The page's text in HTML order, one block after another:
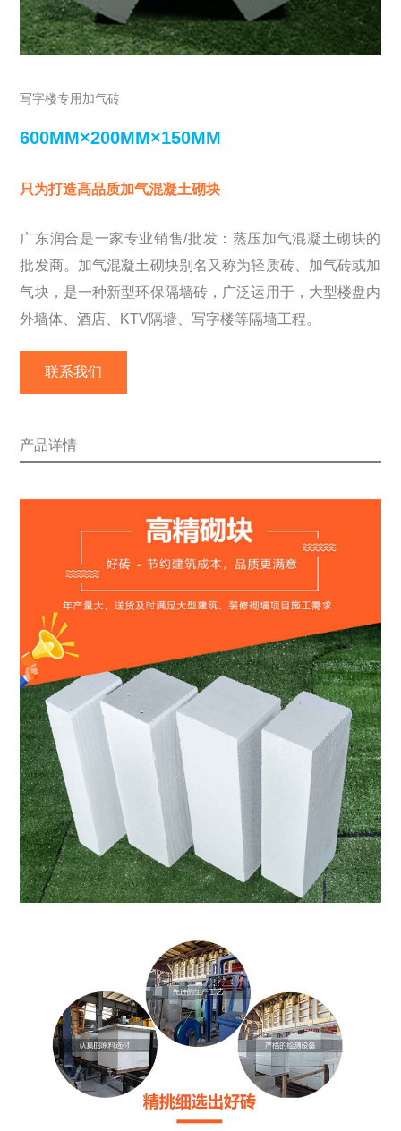
写字楼专用加气砖
600MM×200MM×150MM
只为打造高品质加气混凝土砌块
广东润合是一家专业销售/批发：蒸压加气混凝土砌块的
批发商。加气混凝土砌块别名又称为轻质砖、加气砖或加
气块，是一种新型环保隔墙砖，广泛运用于，大型楼盘内
外墙体、酒店、KTV隔墙、写字楼等隔墙工程。
联系我们
产品详情